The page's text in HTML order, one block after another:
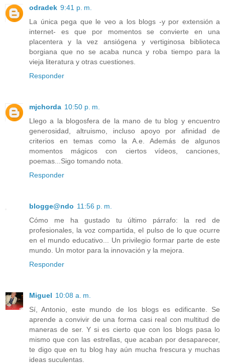
odradek 9:41 p. m.
La única pega que le veo a los blogs -y por extensión a
internet- es que por momentos se convierte en una
placentera y la vez ansiógena y vertiginosa biblioteca
borgiana que no se acaba nunca y roba tiempo para la
vieja literatura y otras cuestiones.
Responder
mjchorda 10:50 p. m.
Llego a la blogosfera de la mano de tu blog y encuentro
generosidad, altruismo, incluso apoyo por afinidad de
criterios en temas como la A.e. Además de algunos
momentos mágicos con ciertos vídeos, canciones,
poemas...Sigo tomando nota.
Responder
blogge@ndo 11:56 p. m.
Cómo me ha gustado tu último párrafo: la red de
profesionales, la voz compartida, el pulso de lo que ocurre
en el mundo educativo... Un privilegio formar parte de este
mundo. Un motor para la innovación y la mejora.
Responder
Miguel 10:08 a. m.
Sí, Antonio, este mundo de los blogs es edificante. Se
aprende a convivir de una forma casi real con multitud de
maneras de ser. Y si es cierto que con los blogs pasa lo
mismo que con las estrellas, que acaban por desaparecer,
te digo que en tu blog hay aún mucha frescura y muchas
ideas suculentas.